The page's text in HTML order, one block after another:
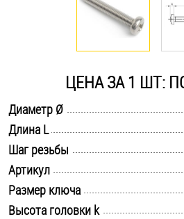
Саморезы и шурупы
Стопорные кольца
Такелаж
Хомуты
Шайбы
ЦЕНА ЗА 1 ШТ:
Диаметр Ø
Длина L
Шаг резьбы
Артикул
Размер ключа
Высота головки k